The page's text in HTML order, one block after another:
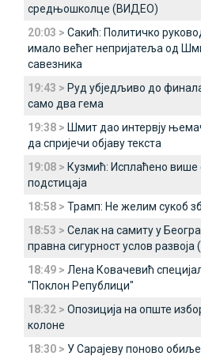
средњошколце (ВИДЕО)
20:03 > Сакић: Политичко
имало већег непријатеља од
савезника
19:43 > Руд убједљиво до
само два гема
19:38 > Шмит дао интервју
да спријечи објаву текста
19:08 > Кузмић: Исплаћено
подстицаја
18:58 > Трамп: Не желим сукоб
18:53 > Селак на самиту у
правна сигурност услов
18:49 > Лена Ковачевић
"Поклон Републици"
18:32 > Опозиција на опште
колоне
18:30 > У Сарајеву поново